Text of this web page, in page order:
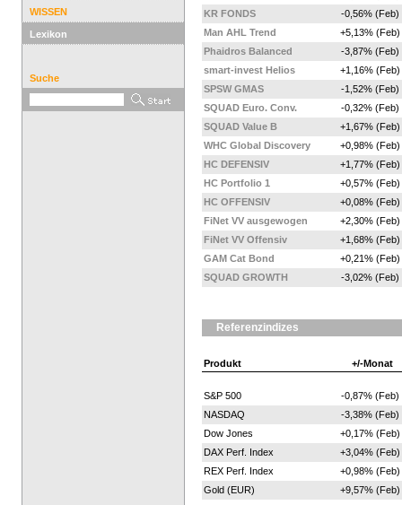
WISSEN
Lexikon
Suche
KR FONDS
-0,56% (Feb)
Man AHL Trend
+5,13% (Feb)
Phaidros Balanced
-3,87% (Feb)
smart-invest Helios
+1,16% (Feb)
SPSW GMAS
-1,52% (Feb)
SQUAD Euro. Conv.
-0,32% (Feb)
SQUAD Value B
+1,67% (Feb)
WHC Global Discovery
+0,98% (Feb)
HC DEFENSIV
+1,77% (Feb)
HC Portfolio 1
+0,57% (Feb)
HC OFFENSIV
+0,08% (Feb)
FiNet VV ausgewogen
+2,30% (Feb)
FiNet VV Offensiv
+1,68% (Feb)
GAM Cat Bond
+0,21% (Feb)
SQUAD GROWTH
-3,02% (Feb)
Referenzindizes
Produkt +/-Monat
S&P 500
-0,87% (Feb)
NASDAQ
-3,38% (Feb)
Dow Jones
+0,17% (Feb)
DAX Perf. Index
+3,04% (Feb)
REX Perf. Index
+0,98% (Feb)
Gold (EUR)
+9,57% (Feb)